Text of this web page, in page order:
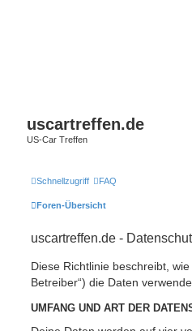
uscartreffen.de
US-Car Treffen
Schnellzugriff FAQ
Foren-Übersicht
uscartreffen.de -
Diese Richtlinie beschreibt,
Betreiber“) die Daten
UMFANG UND ART DER